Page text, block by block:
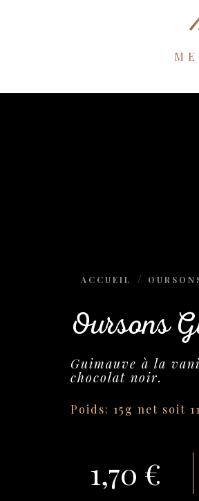
ACCUEIL
Oursons
Guimauve à la
chocolat noir.
Poids: 15g net soit
1,70 €